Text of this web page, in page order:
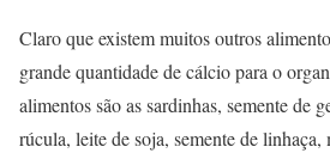
Claro que existem muitos outros
grande quantidade de cálcio para o
alimentos são as sardinhas, semente de
rúcula, leite de soja, semente de